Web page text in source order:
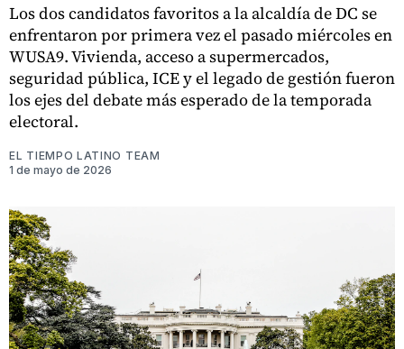
Los dos candidatos favoritos a la alcaldía de DC se
enfrentaron por primera vez el pasado miércoles en
WUSA9. Vivienda, acceso a supermercados,
seguridad pública, ICE y el legado de gestión fueron
los ejes del debate más esperado de la temporada
electoral.
EL TIEMPO LATINO TEAM
1 de mayo de 2026